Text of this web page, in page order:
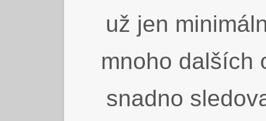
už jen
mnoho dalších
snadno